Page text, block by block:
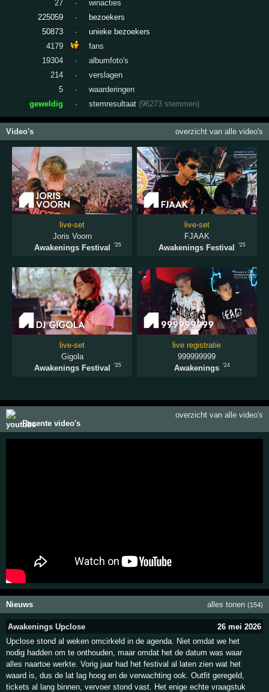
27 ·
winacties
225059
·
bezoekers
50873
·
unieke bezoekers
4179
fans
19304
·
albumfoto's
214
·
verslagen
5
·
waarderingen
geweldig
· stemresultaat (96273 stemmen)
Video's overzicht van alle video's
live-set
Joris Voorn
Awakenings Festival
'25
live-set
FJAAK
Awakenings Festival
'25
live-set
Gigola
Awakenings Festival
'25
live registratie
999999999
Awakenings
'24
Recente video's
overzicht van alle video's
Nieuws alles tonen (154)
Awakenings Upclose
26 mei 2026
Upclose stond al weken omcirkeld in de agenda. Niet omdat we het
nodig hadden om te onthouden, maar omdat het de datum was waar
alles naartoe werkte. Vorig jaar had het festival al laten zien wat het
waard is, dus de lat lag hoog en de verwachting ook. Outfit geregeld,
tickets al lang binnen, vervoer stond vast. Het enige echte vraagstuk